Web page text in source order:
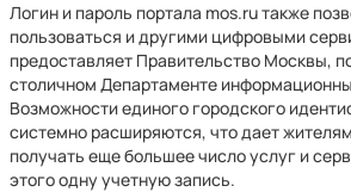
Логин и пароль портала mos.ru также
пользоваться и другими цифровыми
предоставляет Правительство Москвы,
столичном Департаменте
Возможности единого городского
системно расширяются, что дает
получать еще большее число услуг и
этого одну учетную запись.